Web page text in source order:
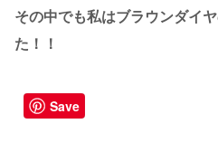
その中でも私はブラウンダイ
た！！
Save